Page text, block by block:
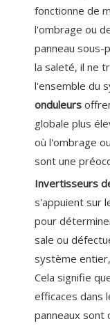
fonctionne de
l'ombrage ou
panneau sous-
la saleté, il ne
l'ensemble du
onduleurs
globale plus
où l'ombrage
sont une
Invertisseurs
s'appuient sur
pour
sale ou
système
Cela signifie
efficaces dans
panneaux sont